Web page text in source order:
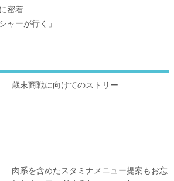
密着
ャーが行く」
歳末商戦に向けてのストリー
肉系を含めたスタミナメニュー提案もお忘